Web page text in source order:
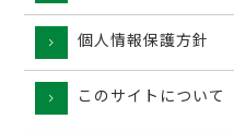
個人情報保護方針
このサイトについて